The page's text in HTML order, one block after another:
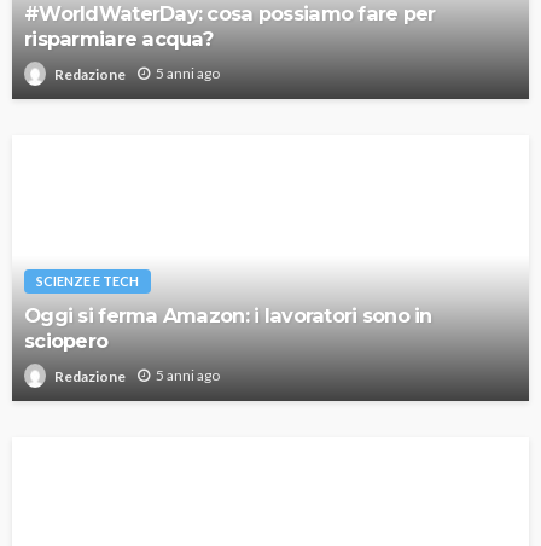
#WorldWaterDay: cosa possiamo fare per
risparmiare acqua?
Redazione 5 anni ago
SCIENZE E TECH
Oggi si ferma Amazon: i lavoratori sono in
sciopero
Redazione 5 anni ago